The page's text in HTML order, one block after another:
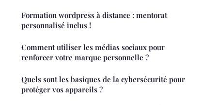
Formation wordpress à distance : mentorat
personnalisé inclus !
Comment utiliser les médias sociaux pour
renforcer votre marque personnelle ?
Quels sont les basiques de la cybersécurité pour
protéger vos appareils ?